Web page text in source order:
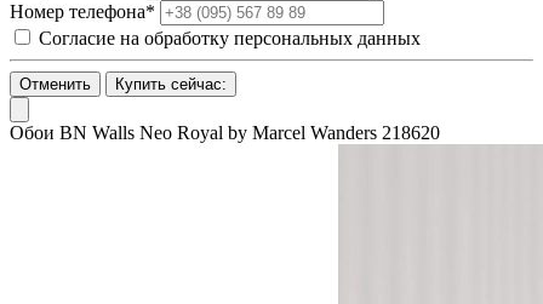
Номер телефона*
Согласие на обработку персональных данных
Отменить Купить сейчас:
Обои BN Walls Neo Royal by Marcel Wanders 218620